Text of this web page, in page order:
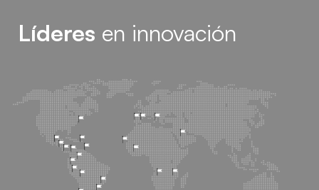
Líderes en innovación